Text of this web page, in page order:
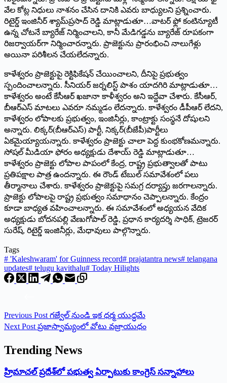
వేల కోట్ల నిధులు నాశనం చేసిన దానికి ఎవరు బాధ్యులని ప్రశ్నించారు.
రిటైర్డ్ ఇం‌జినీర్‌ ‌శ్యామ్‌‌ప్రసాద్‌ ‌రెడ్డి మాట్లాడుతూ…వాటర్‌ ‌ఫ్లో కంటిన్యూటీ
ఉన్న చోటనే బ్యారేజ్‌ ‌నిర్మించాలని, కానీ మేడిగడ్డను బ్యారేజ్‌ ‌రూపకంగా
రిజర్వాయర్‌గా నిర్మించారన్నారు. ప్రాజెక్టును ప్రారంభించి నాలుగేళ్లు
అయినా పరిశీలన చేయలేదన్నారు.
కాళేశ్వరం ప్రాజెక్టుపై రెక్టిఫికేషన్‌ ‌చేయించాలని, దీనిపై ప్రభుత్వం
స్పందించాలన్నారు. సీనియర్‌ ‌జర్నలిస్ట్ ‌పాశం యాదగిరి మాట్లాడుతూ…
కాళేశ్వరం అంటే కేసీఆర్‌ ‌ఖజానా కాళీశ్వరం అని ఇద్దేవా చేశారు. కేసీఆర్‌,
‌బీఆర్‌ఎస్‌ ‌మాటలు ఎవరూ నమ్మడం లేదన్నారు. కాళేశ్వరం డీపీఆర్‌ ‌లేదని,
కాళేశ్వరం లోపాలకు ప్రభుత్వం, ఇంజినీర్లు, కాంట్రాక్టు సంస్థనే దోషులని
అన్నారు. లిక్కర్‌(‌బీఆర్‌ఎస్‌) ‌పార్టీ, నిక్కర్‌(‌బీజేపీ)పార్టీలు
ఏకమైయ్యాయన్నారు. కాళేశ్వరం ప్రాజెక్టు చాలా పెద్ద కుంభకోణమన్నారు.
సోషల్‌ ‌మీడియా ఫోరం అధ్యక్షుడు దేశాయ్‌ ‌రెడ్డి మాట్లాడుతూ…
కాళేశ్వరం ప్రాజెక్టు లోపాల పాపంలో కేంద్ర, రాష్ట్ర ప్రభుత్వాలతో పాటు
ప్రతిపక్షాల పాత్ర ఉందన్నారు. ఈ రౌండ్‌ ‌టేబుల్‌ ‌సమావేశంలో పలు
తీర్మానాలు చేశారు. కాళేశ్వరం ప్రాజెక్టుపై సమగ్ర దర్యాప్తు జరగాలన్నారు.
ప్రాజెక్టు లోపాలపై రాష్ట్ర ప్రభుత్వం సమాధానం చెప్పాలన్నారు. కేంద్రం
కూడా బాధ్యత వహించాలన్నారు. ఈ సమావేశంలో అధ్యయన వేదిక
అధ్యక్షుడు బోదనపల్లి వేణుగోపాల్‌ ‌రెడ్డి, ప్రధాన కార్యదర్శి సాధిక్‌, ‌ట్రెజరర్‌
‌సురేష్‌, ‌రిటైర్డ్ ఇం‌జినీర్లు, మేధావులు పాల్గొన్నారు.
Tags
# 'Kaleshwaram' for Guinness record# prajatantra news# telangana
updates# telugu kavithalu# Today Hilights
Previous Post గజ్వేల్‌ ‌నుండి ఇక ధర్మ యుద్ధమే
Next Post ‌ప్రజాస్వామ్యంలో వోటు వజ్రాయుధం
Trending News
‌హ్రిమాచల్‌ ‌ప్రదేశ్‌లో పభుత్వ ఏర్పాటుకు కాంగ్రెస్‌ ‌సన్నాహాలు